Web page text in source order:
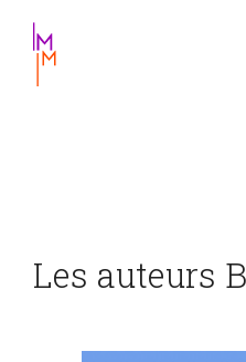
contenu
Les auteurs